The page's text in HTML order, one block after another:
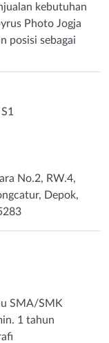
kebutuhan
Photo Jogja
posisi sebagai
No.2, RW.4,
Depok,
SMA/SMK
1 tahun